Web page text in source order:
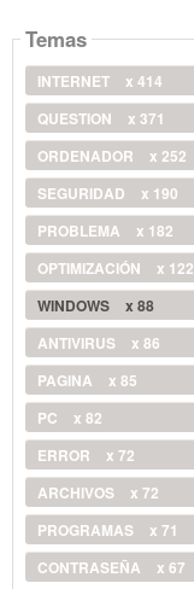
Temas
INTERNET
x 414
QUESTION
x 371
ORDENADOR
x 252
SEGURIDAD
x 190
PROBLEMA
x 182
OPTIMIZACIÓN
x 122
WINDOWS
x 88
ANTIVIRUS
x 86
PAGINA
x 85
PC
x 82
ERROR
x 72
ARCHIVOS
x 72
PROGRAMAS
x 71
CONTRASEÑA
x 67